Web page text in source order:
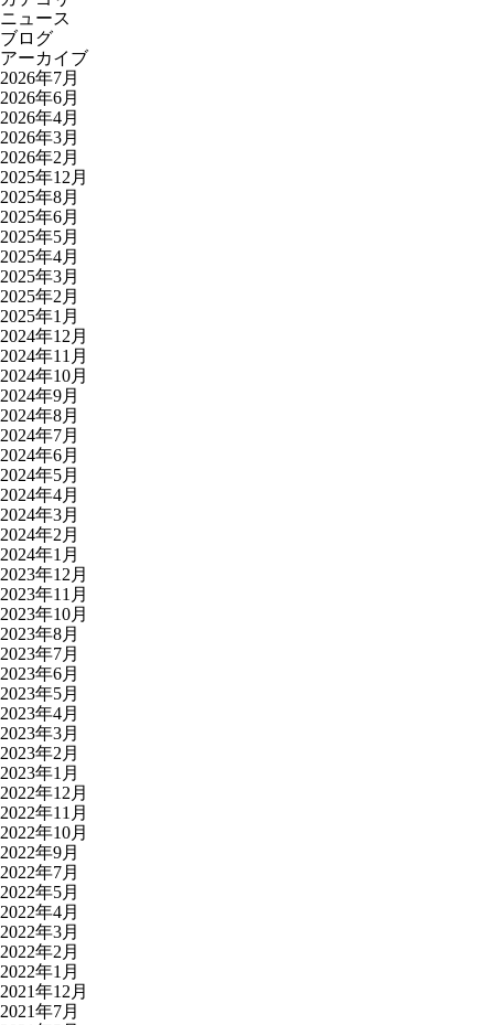
ニュース
ブログ
アーカイブ
2026年7月
2026年6月
2026年4月
2026年3月
2026年2月
2025年12月
2025年8月
2025年6月
2025年5月
2025年4月
2025年3月
2025年2月
2025年1月
2024年12月
2024年11月
2024年10月
2024年9月
2024年8月
2024年7月
2024年6月
2024年5月
2024年4月
2024年3月
2024年2月
2024年1月
2023年12月
2023年11月
2023年10月
2023年8月
2023年7月
2023年6月
2023年5月
2023年4月
2023年3月
2023年2月
2023年1月
2022年12月
2022年11月
2022年10月
2022年9月
2022年7月
2022年5月
2022年4月
2022年3月
2022年2月
2022年1月
2021年12月
2021年7月